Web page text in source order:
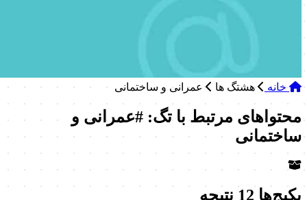
خانه هشتگ ها عمرانی و ساختمانی
محتواهای مرتبط با تگ: #عمرانی و
ساختمانی
پکیج‌ها 12 نتیجه